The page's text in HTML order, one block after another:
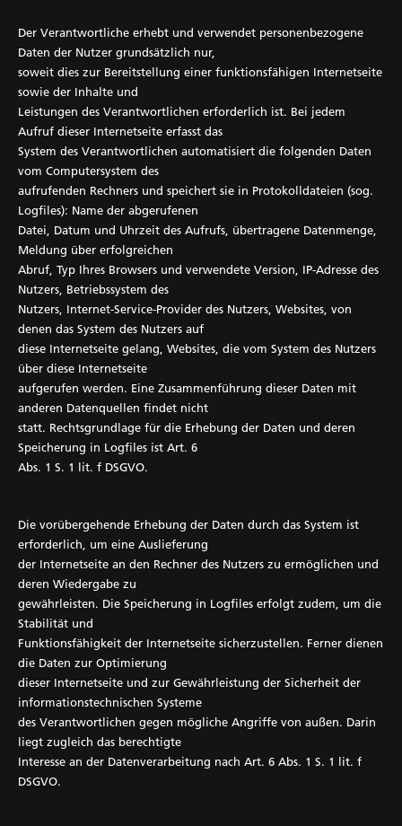
Der Verantwortliche erhebt und verwendet personenbezogene
Daten der Nutzer grundsätzlich nur,
soweit dies zur Bereitstellung einer funktionsfähigen Internetseite
sowie der Inhalte und
Leistungen des Verantwortlichen erforderlich ist. Bei jedem
Aufruf dieser Internetseite erfasst das
System des Verantwortlichen automatisiert die folgenden Daten
vom Computersystem des
aufrufenden Rechners und speichert sie in Protokolldateien (sog.
Logfiles): Name der abgerufenen
Datei, Datum und Uhrzeit des Aufrufs, übertragene Datenmenge,
Meldung über erfolgreichen
Abruf, Typ Ihres Browsers und verwendete Version, IP-Adresse des
Nutzers, Betriebssystem des
Nutzers, Internet-Service-Provider des Nutzers, Websites, von
denen das System des Nutzers auf
diese Internetseite gelang, Websites, die vom System des Nutzers
über diese Internetseite
aufgerufen werden. Eine Zusammenführung dieser Daten mit
anderen Datenquellen findet nicht
statt. Rechtsgrundlage für die Erhebung der Daten und deren
Speicherung in Logfiles ist Art. 6
Abs. 1 S. 1 lit. f DSGVO.
Die vorübergehende Erhebung der Daten durch das System ist
erforderlich, um eine Auslieferung
der Internetseite an den Rechner des Nutzers zu ermöglichen und
deren Wiedergabe zu
gewährleisten. Die Speicherung in Logfiles erfolgt zudem, um die
Stabilität und
Funktionsfähigkeit der Internetseite sicherzustellen. Ferner dienen
die Daten zur Optimierung
dieser Internetseite und zur Gewährleistung der Sicherheit der
informationstechnischen Systeme
des Verantwortlichen gegen mögliche Angriffe von außen. Darin
liegt zugleich das berechtigte
Interesse an der Datenverarbeitung nach Art. 6 Abs. 1 S. 1 lit. f
DSGVO.